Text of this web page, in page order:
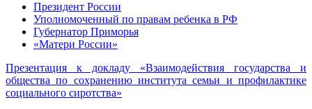
Президент России
Уполномоченный по правам ребенка в РФ
Губернатор Приморья
«Матери России»
Презентация к докладу «Взаимодействия государства и
общества по сохранению института семьи и профилактике
социального сиротства»